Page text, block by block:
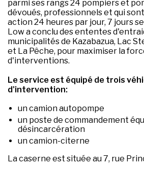
parmi ses rangs 24 pompiers et
dévoués, professionnels et qui
action 24 heures par jour, 7 jours
Low a conclu des ententes
municipalités de Kazabazua, Lac
et La Pêche, pour maximiser la
d'interventions.
Le service est équipé de trois
d'intervention:
un camion autopompe
un poste de commandement
désincarcération
un camion-citerne
La caserne est située au 7, rue